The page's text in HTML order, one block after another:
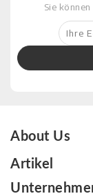
Sie
About Us
Artikel